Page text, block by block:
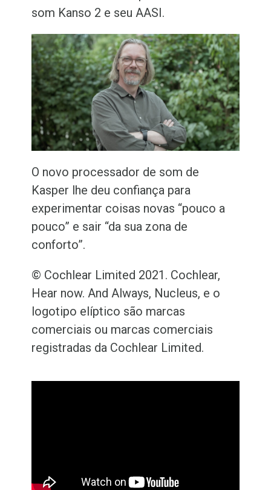
som Kanso 2 e seuAASI.
O novo processador de som de
Kasper lhe deu confiança para
experimentar coisas novas “pouco a
pouco” e sair “da sua zona de
conforto”.
© Cochlear Limited 2021. Cochlear,
Hear now. And Always, Nucleus, e o
logotipo elíptico são marcas
comerciais ou marcas comerciais
registradas da Cochlear Limited.